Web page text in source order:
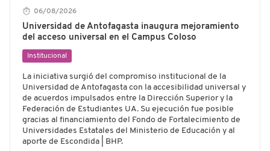
06/08/2026
Universidad de Antofagasta inaugura mejoramiento
del acceso universal en el Campus Coloso
Institucional
La iniciativa surgió del compromiso institucional de la
Universidad de Antofagasta con la accesibilidad universal y
de acuerdos impulsados entre la Dirección Superior y la
Federación de Estudiantes UA. Su ejecución fue posible
gracias al financiamiento del Fondo de Fortalecimiento de
Universidades Estatales del Ministerio de Educación y al
aporte de Escondida | BHP.